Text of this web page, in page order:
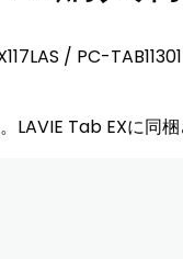
/ PC-
LAVIE Tab EXに同